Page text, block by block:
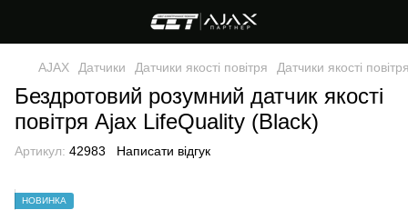
AJAX Датчики Датчики якості повітря Датчики якості
Бездротовий розумний датчик якості
повітря Ajax LifeQuality (Black)
Артикул: 42983 Написати відгук
НОВИНКА